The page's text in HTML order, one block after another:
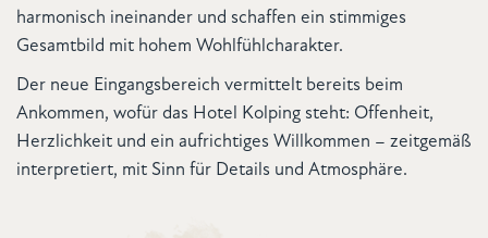
harmonisch ineinander und schaffen ein stimmiges
Gesamtbild mit hohem Wohlfühlcharakter.
Der neue Eingangsbereich vermittelt bereits beim
Ankommen, wofür das Hotel Kolping steht: Offenheit,
Herzlichkeit und ein aufrichtiges Willkommen – zeitgemäß
interpretiert, mit Sinn für Details und Atmosphäre.